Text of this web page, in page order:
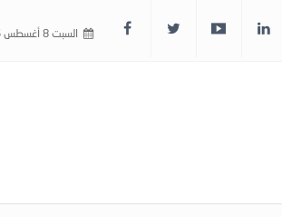
السبت 8 أغسطس 2026 |